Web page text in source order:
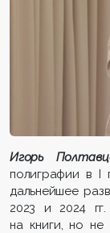
Игорь
полиграфии в I
дальнейшее
2023 и 2024
на книги, но не